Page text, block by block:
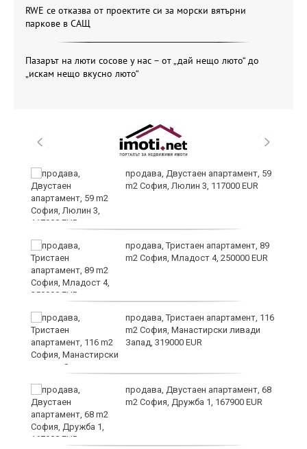
RWE се отказва от проектите си за морски вятърни
паркове в САЩ
Пазарът на люти сосове у нас – от „дай нещо люто“ до
„искам нещо вкусно люто“
продава, Двустаен апартамент, 59
m2 София, Люлин 3, 117000 EUR
продава, Тристаен апартамент, 89
m2 София, Младост 4, 250000 EUR
продава, Тристаен апартамент, 116
m2 София, Манастирски ливади
Запад, 319000 EUR
продава, Двустаен апартамент, 68
m2 София, Дружба 1, 167900 EUR